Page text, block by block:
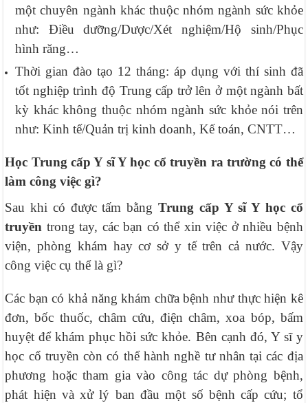
một chuyên ngành khác thuộc nhóm ngành sức khỏe
như: Điều dưỡng/Dược/Xét nghiệm/Hộ sinh/Phục
hình răng…
Thời gian đào tạo 12 tháng: áp dụng với thí sinh đã
tốt nghiệp trình độ Trung cấp trở lên ở một ngành bất
kỳ khác không thuộc nhóm ngành sức khỏe nói trên
như: Kinh tế/Quản trị kinh doanh, Kế toán, CNTT…
Học Trung cấp Y sĩ Y học cổ truyền ra trường có thể
làm công việc gì?
Sau khi có được tấm bằng Trung cấp Y sĩ Y học cổ
truyền trong tay, các bạn có thể xin việc ở nhiều bệnh
viện, phòng khám hay cơ sở y tế trên cả nước. Vậy
công việc cụ thể là gì?
Các bạn có khả năng khám chữa bệnh như thực hiện kê
đơn, bốc thuốc, châm cứu, điện châm, xoa bóp, bấm
huyệt để khám phục hồi sức khỏe. Bên cạnh đó, Y sĩ y
học cổ truyền còn có thể hành nghề tư nhân tại các địa
phương hoặc tham gia vào công tác dự phòng bệnh,
phát hiện và xử lý ban đầu một số bệnh cấp cứu; tổ